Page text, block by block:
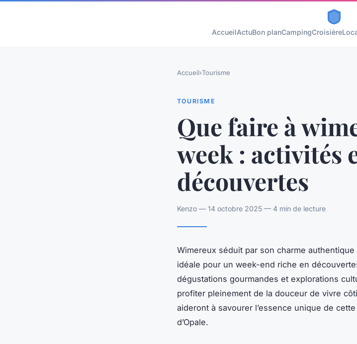
AccueilActuBon planCampingCroisière
Accueil›Tourisme
TOURISME
Que faire à
week : activités
découvertes
Kenzo — 14 octobre 2025 — 4 min de lecture
Wimereux séduit par son charme
idéale pour un week-end riche en
dégustations gourmandes et explorations
profiter pleinement de la douceur de vivre
aideront à savourer l’essence unique de
d’Opale.